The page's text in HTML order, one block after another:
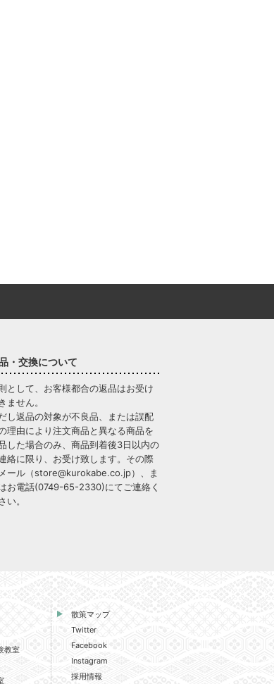
・交換について
として、お客様都合の返品はお受け
ません。
し返品の対象が不良品、または誤配
理由により注文商品と異なる商品を
した場合のみ、商品到着後3日以内の
絡に限り、お受け致します。その際
ール（store@kurokabe.co.jp）、ま
お電話(0749-65-2330)にてご連絡く
い。
教室
散策マップ
Twitter
Facebook
Instagram
採用情報